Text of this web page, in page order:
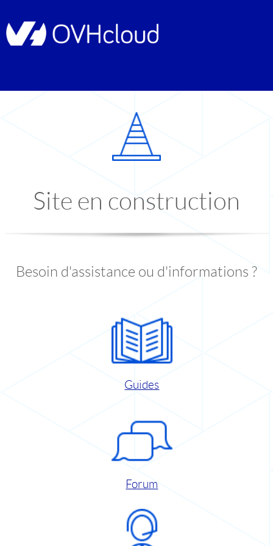
Site en construction
Besoin d'assistance ou d'informations ?
Guides
Forum